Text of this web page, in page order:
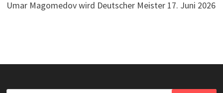
Umar Magomedov wird Deutscher Meister 17. Juni 2026